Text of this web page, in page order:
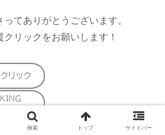
てありがとうございます。
リックをお願いします！
検索 トップ サイドバー